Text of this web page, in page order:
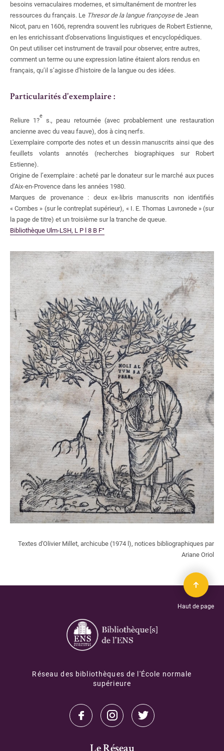
besoins vernaculaires modernes, et simultanément de montrer les
ressources du français. Le Thresor de la langue françoysede Jean
Nicot, paru en 1606, reprendra souvent les rubriques de Robert Estienne,
en les enrichissant d’observations linguistiques et encyclopédiques.
On peut utiliser cet instrument de travail pour observer, entre autres,
comment un terme ou une expression latine étaient alors rendus en
français, qu’il s’agisse d’histoire de la langue ou des idées.
Particularités d'exemplaire :
Reliure 1?
e
s., peau retournée (avec probablement une restauration
ancienne avec du veau fauve), dos à cinq nerfs.
L'exemplaire comporte des notes et un dessin manuscrits ainsi que des
feuillets volants annotés (recherches biographiques sur Robert
Estienne).
Origine de l’exemplaire : acheté par le donateur sur le marché aux puces
d’Aix-en-Provence dans les années 1980.
Marques de provenance
: deux ex-libris manuscrits non identifiés
« Combes » (sur le contreplat supérieur), « I. E. Thomas Lavronede » (sur
la page de titre) et un troisième sur la tranche de queue.
Bibliothèque Ulm-LSH, L P 8 B F°
Textes d'Olivier Millet, archicube (1974 l), notices bibliographiques par
Ariane Oriol
Haut de page
Réseau des bibliothèques de l'École normale
supérieure